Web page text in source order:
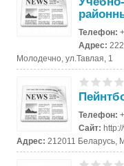
Телефон:
Адрес:
Молодечно, ул.Тавлая, 1
Телефон:
Сайт:
Адрес: 212011 Беларусь,